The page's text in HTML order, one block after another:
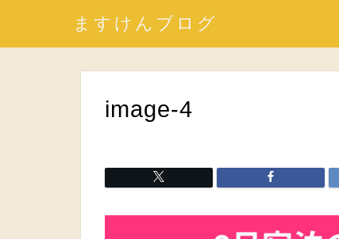
ますけんブログ
image-4